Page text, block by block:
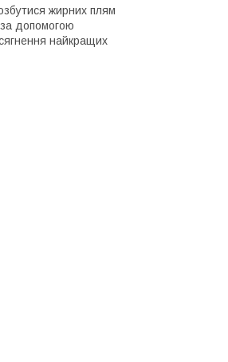
жирних плям
за допомогою
найкращих